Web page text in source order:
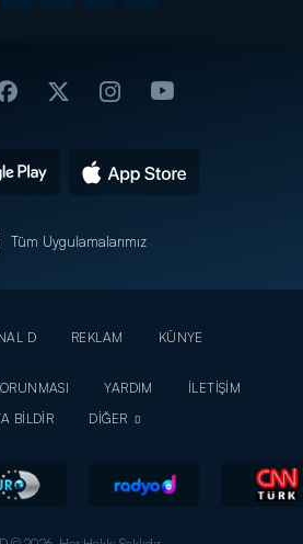
Tüm Uygulamalarımız
D REKLAM
KÜNYE
YARDIM
İLETİŞİM
BİLDİR
DİĞER